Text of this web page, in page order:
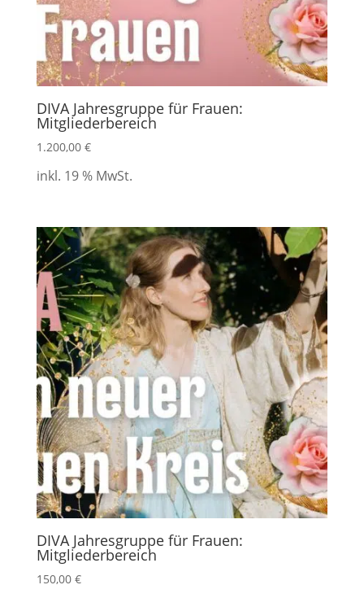
DIVA Jahresgruppe für Frauen:
Mitgliederbereich
1.200,00 €
inkl. 19 % MwSt.
DIVA Jahresgruppe für Frauen:
Mitgliederbereich
150,00 €